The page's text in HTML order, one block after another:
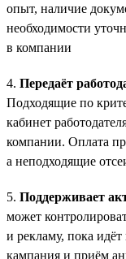
опыт, наличие
необходимости
в компании
4. Передаёт
Подходящие по
кабинет
компании. Оплата
а неподходящие
5. Поддерживает
может
и рекламу, пока
кампания и приём